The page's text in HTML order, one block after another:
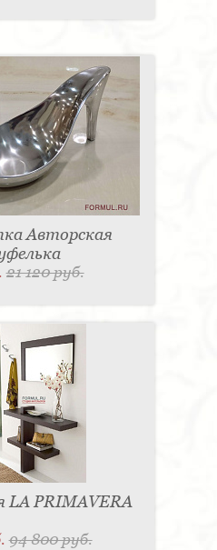
Авторская
21 120 руб.
LA PRIMAVERA
94 800 руб.